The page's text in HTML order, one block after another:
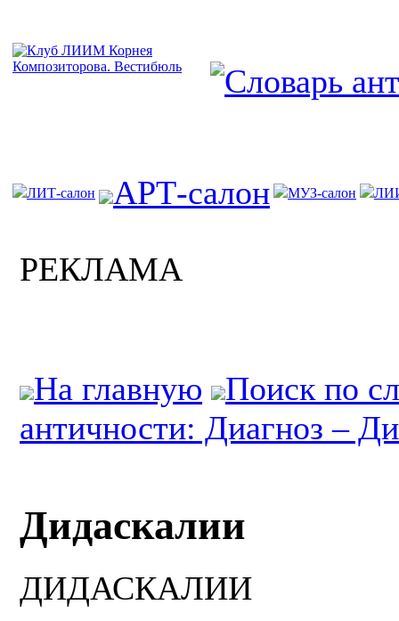
ЛИТ-салон АРТ-салон МУЗ-салон
РЕКЛАМА
На главную
Поиск по
античности: Диагноз –
Дидаскалии
ДИДАСКАЛИИ